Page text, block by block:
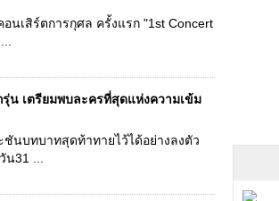
เสิร์ตการกุศล ครั้งแรก "1st Concert
น เตรียมพบละครที่สุดแห่งความเข้ม
ชันบทบาทสุดท้าทายไว้ได้อย่างลงตัว
31 ...